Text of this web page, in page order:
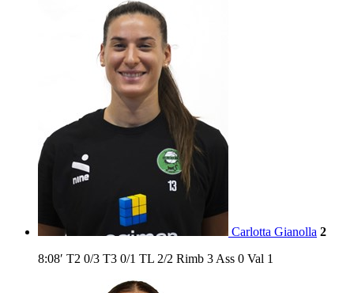
Carlotta Gianolla 2
8:08′ T2 0/3 T3 0/1 TL 2/2 Rimb 3 Ass 0 Val 1